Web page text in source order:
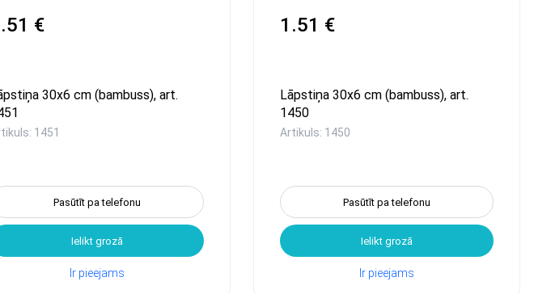
€
30x6 cm (bambuss), art.
1451
Pasūtīt pa telefonu
Ielikt grozā
Ir pieejams
1.51 €
Lāpstiņa 30x6 cm (bambuss), art.
1450
Artikuls: 1450
Pasūtīt pa telefonu
Ielikt grozā
Ir pieejams